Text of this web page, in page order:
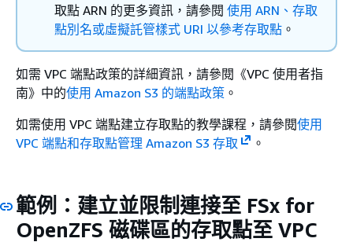
取點 ARN 的更多資訊，請參閱 使用 ARN、存取
點別名或虛擬託管樣式 URI 以參考存取點 。
如需 VPC 端點政策的詳細資訊，請參閱《VPC 使用者指
南》 中的使用 Amazon S3 的端點政策 。
如需使用 VPC 端點建立存取點的教學課程，請參閱使用
VPC 端點和存取點管理 Amazon S3 存取
。
範例：建立並限制連接至 FSx for
OpenZFS 磁碟區的存取點至 VPC